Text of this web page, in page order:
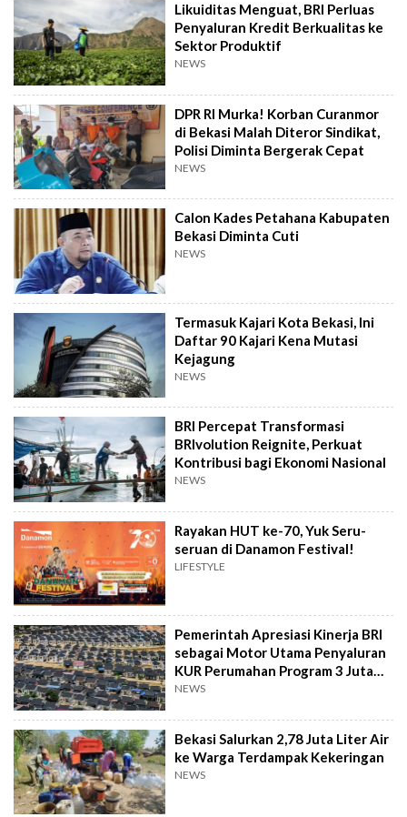
Likuiditas Menguat, BRI Perluas
Penyaluran Kredit Berkualitas ke
Sektor Produktif
NEWS
DPR RI Murka! Korban Curanmor
di Bekasi Malah Diteror Sindikat,
Polisi Diminta Bergerak Cepat
NEWS
Calon Kades Petahana Kabupaten
Bekasi Diminta Cuti
NEWS
Termasuk Kajari Kota Bekasi, Ini
Daftar 90 Kajari Kena Mutasi
Kejagung
NEWS
BRI Percepat Transformasi
BRIvolution Reignite, Perkuat
Kontribusi bagi Ekonomi Nasional
NEWS
Rayakan HUT ke-70, Yuk Seru-
seruan di Danamon Festival!
LIFESTYLE
Pemerintah Apresiasi Kinerja BRI
sebagai Motor Utama Penyaluran
KUR Perumahan Program 3 Juta
Rumah
NEWS
Bekasi Salurkan 2,78 Juta Liter Air
ke Warga Terdampak Kekeringan
NEWS